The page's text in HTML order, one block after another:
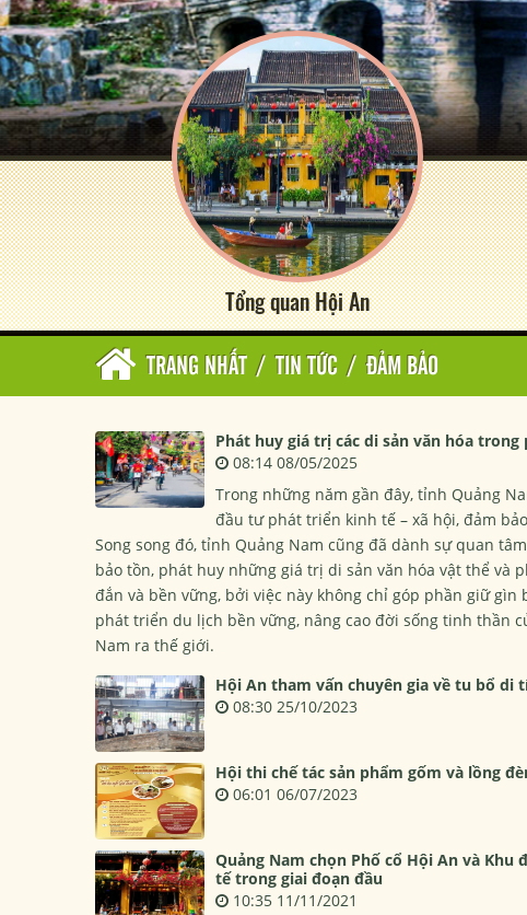
Tổng quan Hội An
TRANG NHẤT / TIN TỨC / ĐẢM BẢO
Phát huy giá trị các di sản văn hóa
08:14 08/05/2025
Trong những năm gần đây, tỉnh Quảng
đầu tư phát triển kinh tế – xã hội, đảm
Song song đó, tỉnh Quảng Nam cũng đã dành sự quan
bảo tồn, phát huy những giá trị di sản văn hóa vật thể
đắn và bền vững, bởi việc này không chỉ góp phần giữ
phát triển du lịch bền vững, nâng cao đời sống tinh thần
Nam ra thế giới.
Hội An tham vấn chuyên gia về tu bổ di
08:30 25/10/2023
Hội thi chế tác sản phẩm gốm và lồng
06:01 06/07/2023
Quảng Nam chọn Phố cổ Hội An và
tế trong giai đoạn đầu
10:35 11/11/2021